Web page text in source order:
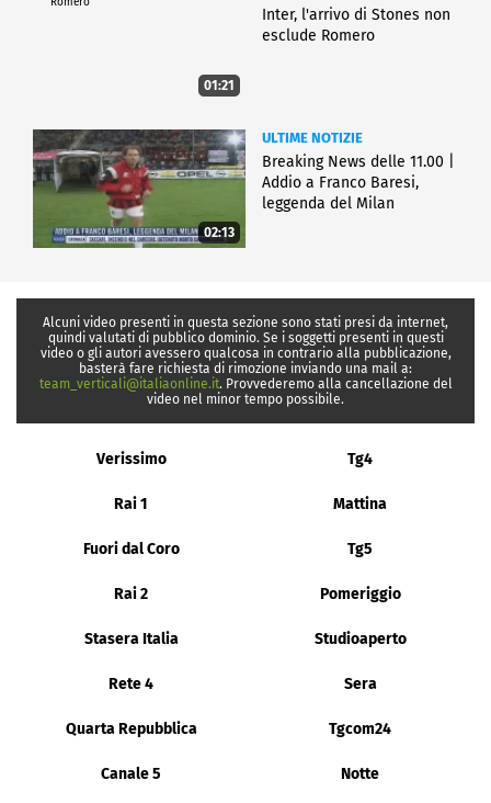
01:21
Inter, l'arrivo di Stones non
esclude Romero
02:13
ULTIME NOTIZIE
Breaking News delle 11.00 |
Addio a Franco Baresi,
leggenda del Milan
Alcuni video presenti in questa sezione sono stati presi da internet,
quindi valutati di pubblico dominio. Se i soggetti presenti in questi
video o gli autori avessero qualcosa in contrario alla pubblicazione,
basterà fare richiesta di rimozione inviando una mail a:
team_verticali@italiaonline.it. Provvederemo alla cancellazione del
video nel minor tempo possibile.
Verissimo Tg4
Rai 1 Mattina
Fuori dal Coro Tg5
Rai 2 Pomeriggio
Stasera Italia Studioaperto
Rete 4 Sera
Quarta Repubblica Tgcom24
Canale 5 Notte